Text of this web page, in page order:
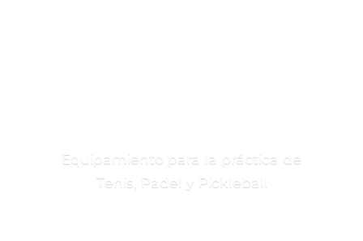
Equipamiento para la práctica de
Tenis, Padel
y Pickleball